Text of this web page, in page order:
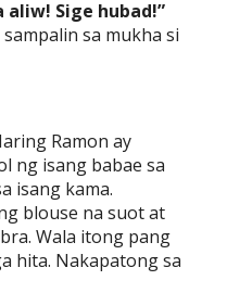
Sige hubad!”
sa mukha si
Ramon ay
ng isang babae sa
isang kama.
blouse na suot at
Wala itong pang
hita. Nakapatong sa